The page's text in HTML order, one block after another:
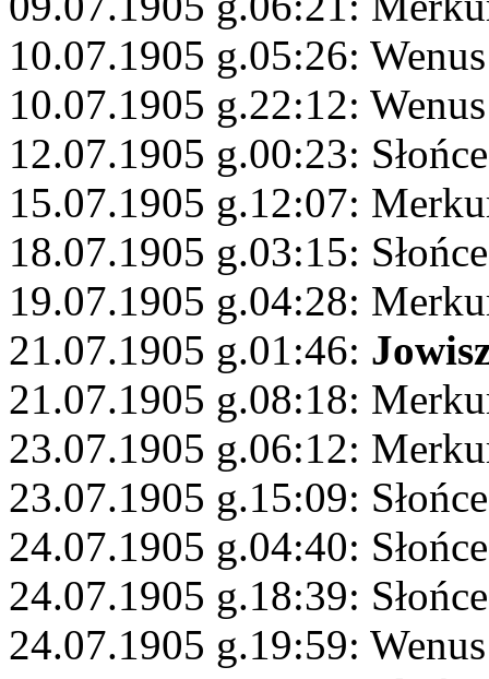
10.07.1905 g.05:26:
10.07.1905 g.22:12:
12.07.1905 g.00:23:
15.07.1905 g.12:07:
18.07.1905 g.03:15:
19.07.1905 g.04:28:
21.07.1905 g.01:46:
21.07.1905 g.08:18:
23.07.1905 g.06:12:
23.07.1905 g.15:09:
24.07.1905 g.04:40:
24.07.1905 g.18:39:
24.07.1905 g.19:59: